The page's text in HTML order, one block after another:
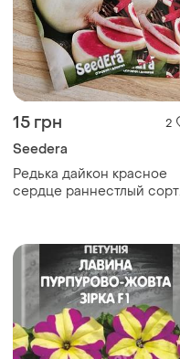
15 грн 2
Seedera
Редька дайкон красное
сердце раннестлый сорт